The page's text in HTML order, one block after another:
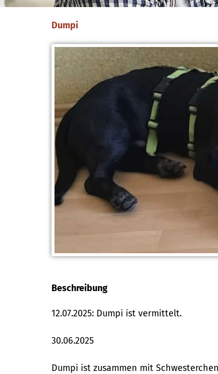
Dumpi
Beschreibung
12.07.2025: Dumpi ist vermittelt.
30.06.2025
Dumpi ist zusammen mit